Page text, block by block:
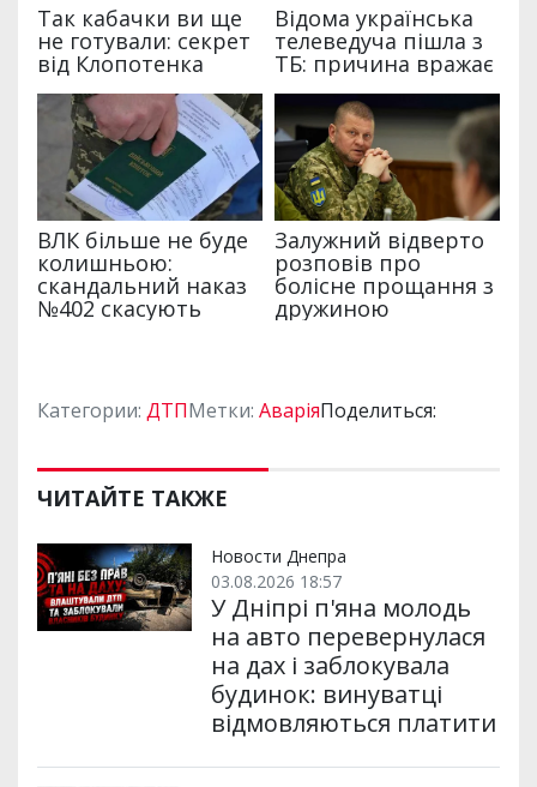
Категории: ДТПМетки: АваріяПоделиться:
ЧИТАЙТЕ ТАКЖЕ
Новости Днепра
03.08.2026 18:57
У Дніпрі п'яна молодь
на авто перевернулася
на дах і заблокувала
будинок: винуватці
відмовляються платити